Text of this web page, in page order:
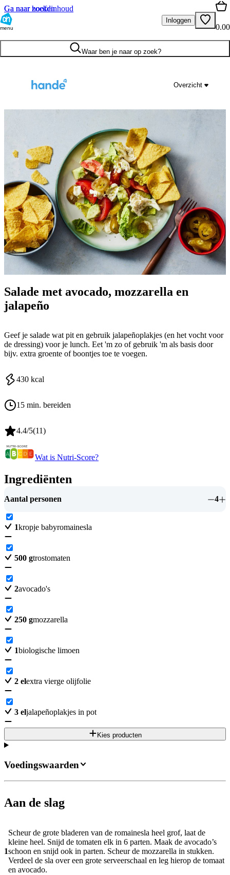
Ga naar hoofdinhoud
Ga naar zoeken
menu
Inloggen
0.00
Waar ben je naar op zoek?
Overzicht
Salade met avocado, mozzarella en
jalapeño
Geef je salade wat pit en gebruik jalapeñoplakjes (en het vocht voor
de dressing) voor je lunch. Eet 'm zo of gebruik 'm als basis door
bijv. extra groente of boontjes toe te voegen.
430 kcal
15 min. bereiden
4.4/5(11)
Wat is Nutri-Score?
Ingrediënten
Aantal personen 4
1kropje babyromainesla
500 gtrostomaten
2avocado's
250 gmozzarella
1biologische limoen
2 elextra vierge olijfolie
3 eljalapeñoplakjes in pot
Kies producten
Aan de slag
1
Scheur de grote bladeren van de romainesla heel grof, laat de
kleine heel. Snijd de tomaten elk in 6 parten. Maak de avocado’s
schoon en snijd ook in parten. Scheur de mozzarella in stukken.
Verdeel de sla over een grote serveerschaal en leg hierop de tomaat
en avocado.
Voedingswaarden